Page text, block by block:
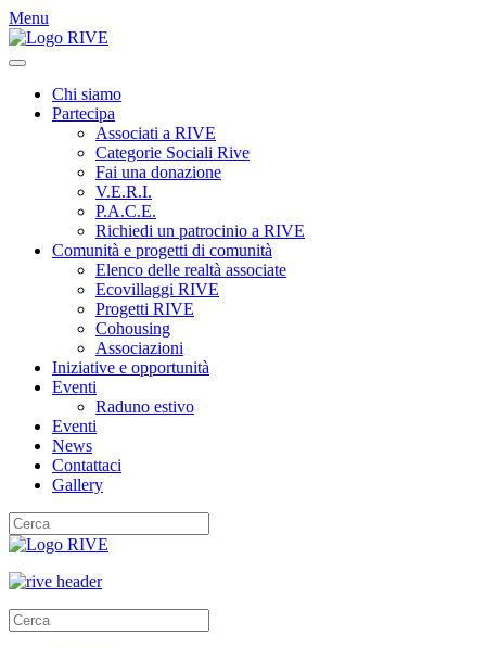
Menu
Chi siamo
Partecipa
Associati a RIVE
Categorie Sociali Rive
Fai una donazione
V.E.R.I.
P.A.C.E.
Richiedi un patrocinio a RIVE
Comunità e progetti di comunità
Elenco delle realtà associate
Ecovillaggi RIVE
Progetti RIVE
Cohousing
Associazioni
Iniziative e opportunità
Eventi
Raduno estivo
Eventi
News
Contattaci
Gallery